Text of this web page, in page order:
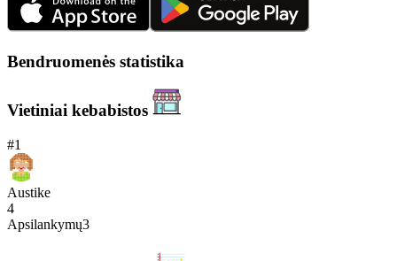
Bendruomenės statistika
Vietiniai kebabistos
#1
Austike
4
Apsilankymų3